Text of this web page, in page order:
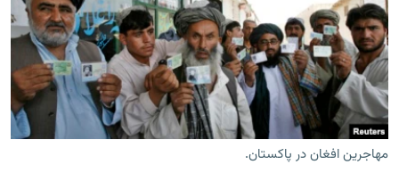
مهاجرین افغان در پاکستان.